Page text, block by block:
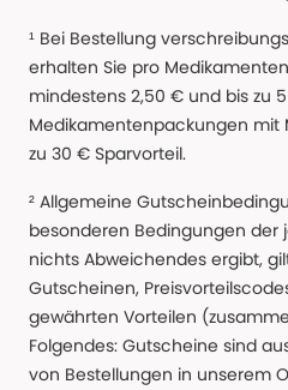
¹ Bei Bestellung
erhalten Sie pro
mindestens 2,50 € und bis zu
Medikamentenpackungen mit
zu 30 € Sparvorteil.
² Allgemeine
besonderen Bedingungen der
nichts Abweichendes ergibt,
Gutscheinen,
gewährten Vorteilen
Folgendes: Gutscheine sind
von Bestellungen in unserem